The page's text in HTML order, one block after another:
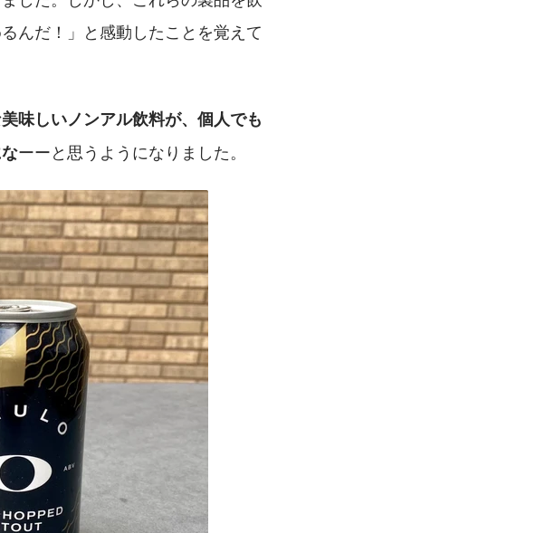
んだ！」と感動したことを覚えて
味しいノンアル飲料が、個人でも
ーーと思うようになりました。